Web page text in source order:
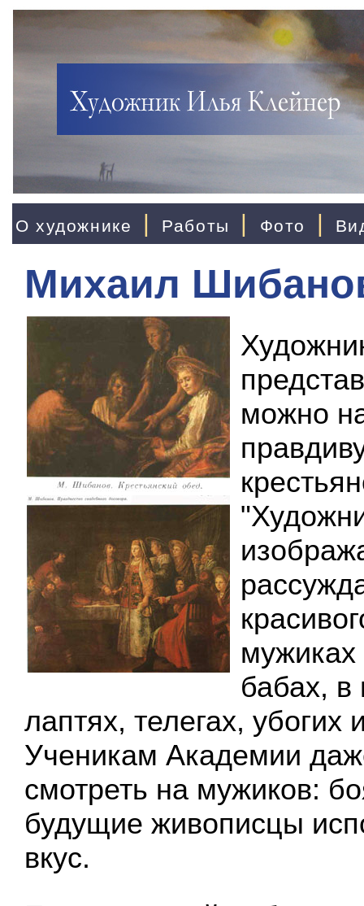
О художнике | Работы | Фото |
Михаил
можно
мужиках
бабах, в
лаптях, телегах, убогих
Ученикам Академии
смотреть на мужиков:
будущие живописцы
вкус.